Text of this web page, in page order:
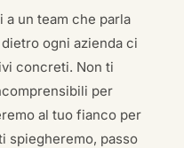
un team che parla
ogni azienda ci
concreti. Non ti
per
al tuo fianco per
spiegheremo, passo